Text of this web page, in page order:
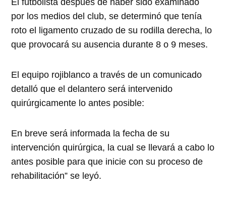
por los medios del club, se determinó que tenía
roto el ligamento cruzado de su rodilla derecha, lo
que provocará su ausencia durante 8 o 9 meses.
El equipo rojiblanco a través de un comunicado
detalló que el delantero será intervenido
quirúrgicamente lo antes posible:
En breve será informada la fecha de su
intervención quirúrgica, la cual se llevará a cabo lo
antes posible para que inicie con su proceso de
rehabilitación” se leyó.